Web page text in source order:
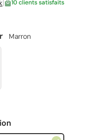
| 10 clients satisfaits
Marron